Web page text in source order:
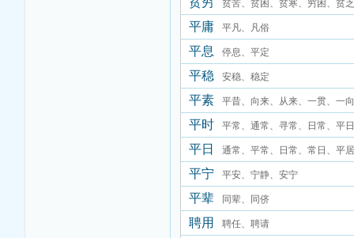
贫苦、贫困、贫寒、穷困、贫乏
平庸 平凡、凡俗
平息 停息、平定
平稳 安稳、稳定
平素 平昔、向来、从来、一贯、一向
平时 平常、通常、寻常、日常、平
平日 通常、平常、日常、常日、平
素、闲居
平宁 平安、宁静、安宁
平辈 同辈、同侪
聘用 聘任、聘请